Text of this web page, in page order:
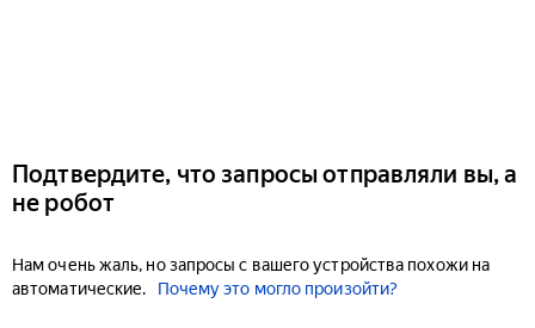
Подтвердите, что запросы отправляли вы, а
не робот
Нам очень жаль, но запросы с вашего устройства похожи на
автоматические.
Почему это могло произойти?